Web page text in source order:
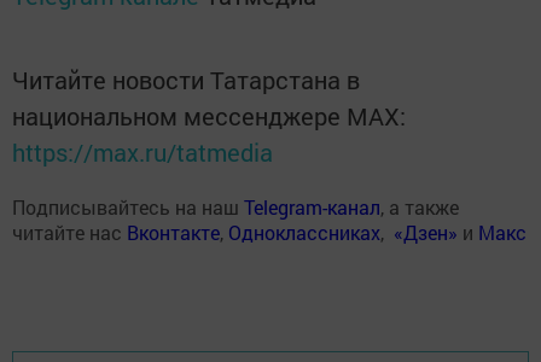
Читайте новости Татарстана в
национальном мессенджере MАХ:
https://max.ru/tatmedia
Подписывайтесь на наш Telegram-канал, а также
читайте нас Вконтакте, Одноклассниках, «Дзен» и Макс